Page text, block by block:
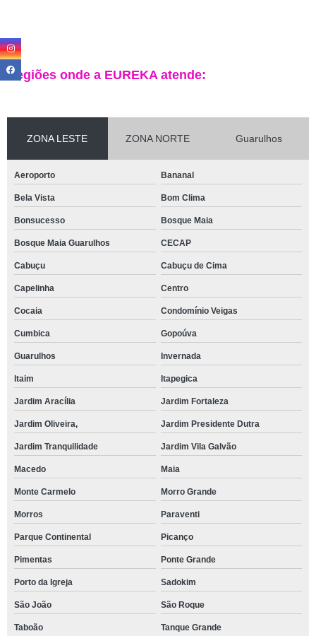
Regiões onde a EUREKA atende:
ZONA LESTE ZONA NORTE Guarulhos
Aeroporto Bananal
Bela Vista Bom Clima
Bonsucesso Bosque Maia
Bosque Maia Guarulhos CECAP
Cabuçu Cabuçu de Cima
Capelinha Centro
Cocaia Condomínio Veigas
Cumbica Gopoúva
Guarulhos Invernada
Itaim Itapegica
Jardim Aracília Jardim Fortaleza
Jardim Oliveira, Jardim Presidente Dutra
Jardim Tranquilidade Jardim Vila Galvão
Macedo Maia
Monte Carmelo Morro Grande
Morros Paraventi
Parque Continental Picanço
Pimentas Ponte Grande
Porto da Igreja Sadokim
São João São Roque
Taboão Tanque Grande